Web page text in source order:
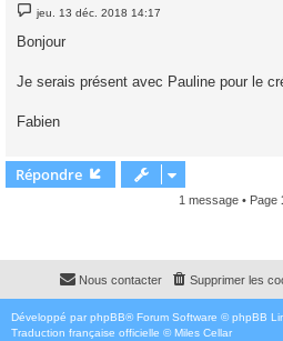
M
e
s
e
jeu. 13 déc. 2018 14:17
Bonjour
Je serais présent avec Pauline pour le
Fabien
Répondre
1 message • Page
Supprimer les
Nous contacter
Développé par phpBB® Forum Software © phpBB
Traduction française officielle ©Miles Cellar